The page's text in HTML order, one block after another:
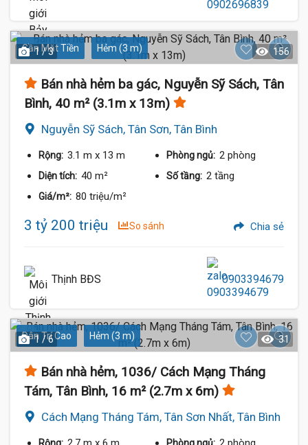
Gần Mặt Tiền Hẻm (3 m)
1 / 3 156
Bán nhà hẻm ba gác, Nguyễn Sỹ Sách, Tân
Bình, 40 m² (3.1m x 13m)
Nguyễn Sỹ Sách, Tân Sơn, Tân Bình
Rộng: 3.1 m x 13 m Phòng ngủ: 2 phòng
Diện tích: 40 m² Số tầng: 2 tầng
Giá/m²: 80 triệu/m²
3 tỷ 200 triệu So sánh Chia sẻ
Thịnh BĐS 0903394679
Dân Trí Cao Hẻm (3 m)
1 / 6 31
Bán nhà hẻm, 1036/ Cách Mạng Tháng
Tám, Tân Bình, 16 m² (2.7m x 6m)
Cách Mạng Tháng Tám, Tân Sơn Nhất, Tân Bình